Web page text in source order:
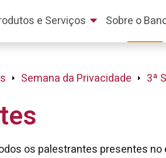
e Serviços Sobre o
Semana da Privacidade 3ª
os palestrantes presentes no